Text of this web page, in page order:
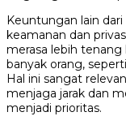
Keuntungan lain
keamanan dan
merasa lebih
banyak orang,
Hal ini sangat
menjaga jarak dan
menjadi prioritas.